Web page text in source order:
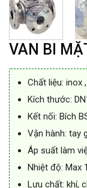
VAN BI
Chất liệu: inox
Kích thước:
Kết nối: Bích
Vận hành: tay
Áp suất làm
Nhiệt độ: Max
Lưu chất: khí,